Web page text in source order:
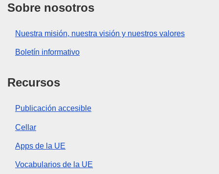
Sobre nosotros
Nuestra misión, nuestra visión y nuestros valores
Boletín informativo
Recursos
Publicación accesible
Cellar
Apps de la UE
Vocabularios de la UE